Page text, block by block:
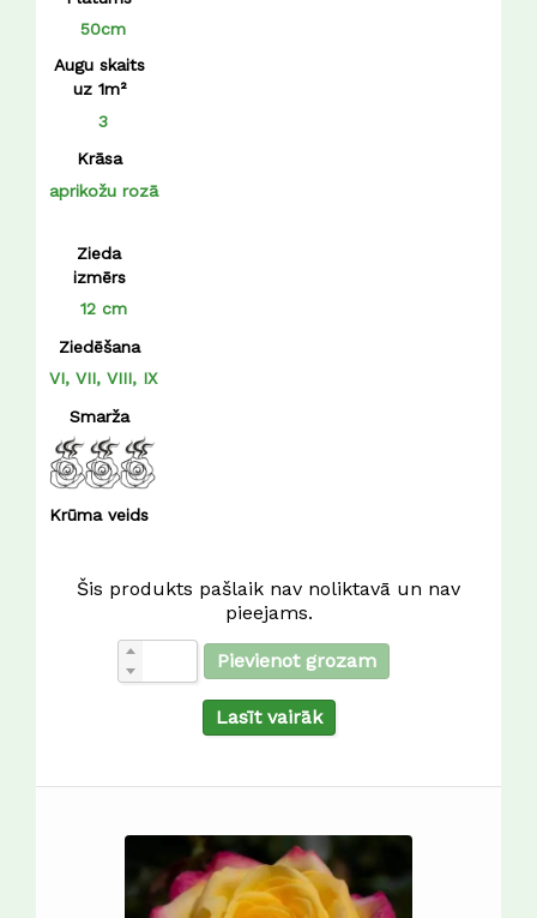
tumši rozā
violēta
zaļi balta
50cm
Augu skaits
uz 1m²
3
Krāsa
aprikožu rozā
Zieda
izmērs
12 cm
Ziedēšana
VI, VII, VIII, IX
Smarža
Krūma veids
Šis produkts pašlaik nav noliktavā un nav
pieejams.
Pievienot grozam
Lasīt vairāk